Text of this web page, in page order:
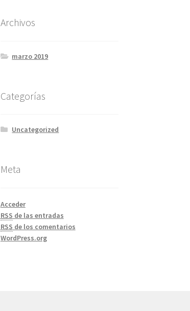
Archivos
marzo 2019
Categorías
Uncategorized
Meta
Acceder
RSS de las entradas
RSS de los comentarios
WordPress.org